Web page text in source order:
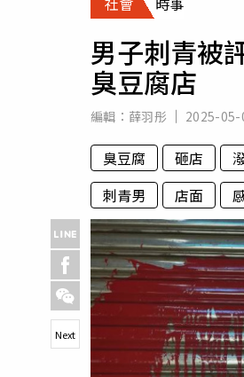
男子刺青被
臭豆腐店
編輯： 薛羽彤 2025-
臭豆腐 砸店
刺青男
店面
Next